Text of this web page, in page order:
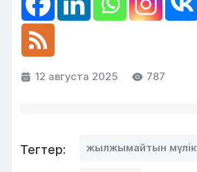
12 августа 2025 787
Тегтер: жылжымайтын мүлік